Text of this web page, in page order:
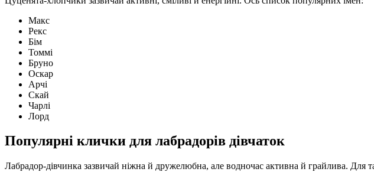
Макс
Рекс
Бім
Томмі
Бруно
Оскар
Арчі
Скай
Чарлі
Лорд
Популярні клички для лабрадорів дівчаток
Лабрадор-дівчинка зазвичай ніжна й дружелюбна, але водночас активна й грайлива. Для